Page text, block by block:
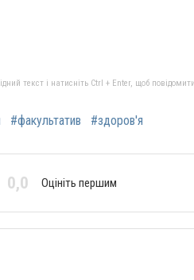
текст і натисніть Ctrl + Enter, щоб
#факультатив #здоров'я
0,0 Оцініть першим